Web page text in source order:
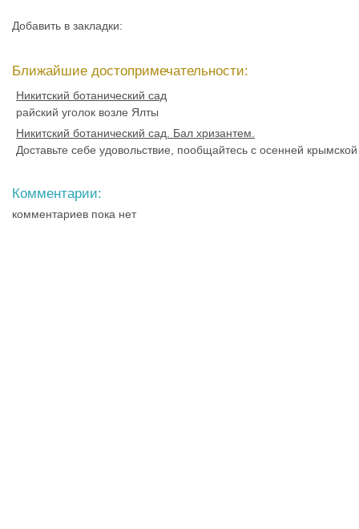
Добавить в закладки:
Ближайшие достопримечательности:
Никитский ботанический сад
райский уголок возле Ялты
Никитский ботанический сад. Бал хризантем.
Доставьте себе удовольствие, пообщайтесь с осенней
Комментарии:
комментариев пока нет